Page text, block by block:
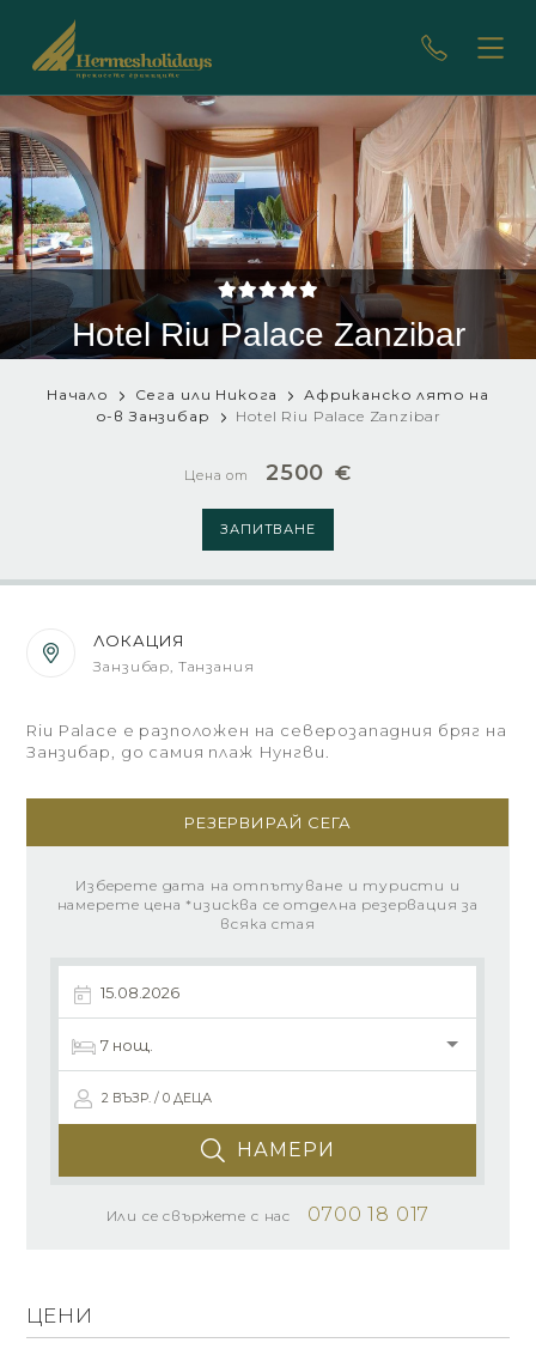
Hotel Riu Palace Zanzibar
Начало Сега или Никога
Африканско лято на
о-в Занзибар
Hotel Riu Palace Zanzibar
Цена от 2500 €
ЗАПИТВАНЕ
ЛОКАЦИЯ
Занзибар, Танзания
Riu Palace е разположен на северозападния бряг на
Занзибар, до самия плаж Нунгви.
РЕЗЕРВИРАЙ СЕГА
Изберете дата на отпътуване и туристи и
намерете цена *изисква се отделна резервация за
всяка стая
2 ВЪЗР. / 0 ДЕЦА
НАМЕРИ
Или се свържете с нас 0700 18 017
ЦЕНИ